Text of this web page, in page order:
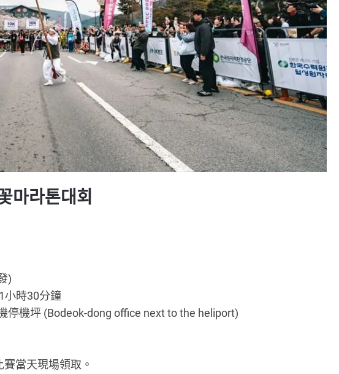
마라톤대회
)
小時30分鐘
機坪 (Bodeok-dong office next to the heliport)
當天現場領取。